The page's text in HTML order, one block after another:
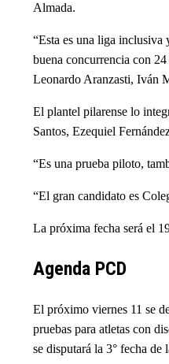
Almada.
“Esta es una liga inclusiva
buena concurrencia con
Leonardo Aranzasti, Iván
El plantel pilarense lo
Santos, Ezequiel
“Es una prueba piloto,
“El gran candidato es
La próxima fecha será el
Agenda PCD
El próximo viernes 11 se
pruebas para atletas con
se disputará la 3° fecha